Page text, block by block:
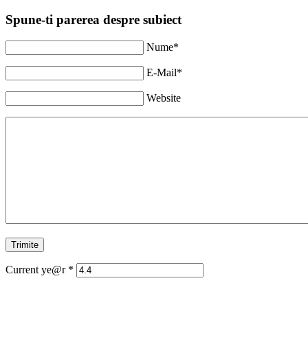
Spune-ti parerea despre subiect
Nume*
E-Mail*
Website
Current ye@r *